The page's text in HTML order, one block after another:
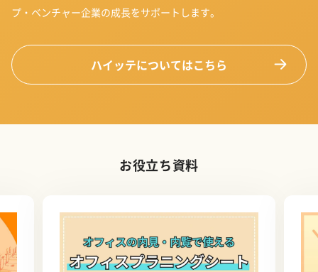
プ・ベンチャー企業の成長をサポートします。
ハイッテについてはこちら
お役立ち資料